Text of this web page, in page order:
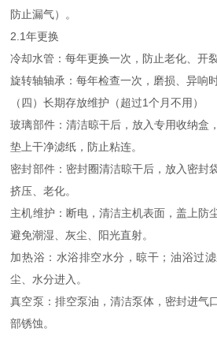
防止漏气）。
2.1年更换
冷却水管：每年更换一次，防止老化、开
旋转轴轴承：每年检查一次，磨损、异响
（四）长期存放维护（超过1个月不用）
玻璃部件：清洁晾干后，放入专用收纳盒
垫上干净滤纸，防止粘连。
密封部件：密封圈清洁晾干后，放入密封
挤压、老化。
主机维护：断电，清洁主机表面，盖上防
避免潮湿、灰尘、阳光直射。
加热浴：水浴排空水分，晾干；油浴过
尘、水分进入。
真空泵：排空泵油，清洁泵体，密封进气
部锈蚀。